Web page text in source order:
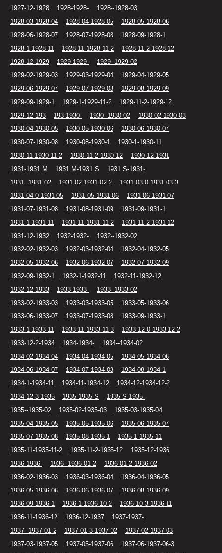
1927-12-1928 1928-1928-
1928--1928-03
1928-03-1928-04
1928-04-1928-05
1928-05-1928-06
1928-06-1928-07
1928-07-1928-08
1928-09-1928-1
1928-1-1928-11
1928-11-1928-11-2
1928-11-2-1928-12
1928-12-1929
1929-1929-
1929--1929-02
1929-02-1929-03
1929-03-1929-04
1929-04-1929-05
1929-06-1929-07
1929-07-1929-08
1929-08-1929-09
1929-09-1929-1
1929-1-1929-11-2
1929-11-2-1929-12
1929-12-193
193-1930- 1930--1930-02
1930-02-1930-03
1930-04-1930-05
1930-05-1930-06
1930-06-1930-07
1930-07-1930-08
1930-08-1930-1
1930-1-1930-11
1930-11-1930-11-2
1930-11-2-1930-12
1930-12-1931
1931-1931 M
1931 M-1931 S
1931 S-1931-
1931--1931-02
1931-02-1931-02-2
1931-03-0-1931-03-3
1931-04-0-1931-05
1931-05-1931-06
1931-06-1931-07
1931-07-1931-08
1931-08-1931-09
1931-09-1931-1
1931-1-1931-11
1931-11-1931-11-2
1931-11-2-1931-12
1931-12-1932
1932-1932-
1932--1932-02
1932-02-1932-03
1932-03-1932-04
1932-04-1932-05
1932-05-1932-06
1932-06-1932-07
1932-07-1932-09
1932-09-1932-1
1932-1-1932-11
1932-11-1932-12
1932-12-1933
1933-1933-
1933--1933-02
1933-02-1933-03
1933-03-1933-05
1933-05-1933-06
1933-06-1933-07
1933-07-1933-08
1933-09-1933-1
1933-1-1933-11
1933-11-1933-11-3
1933-12-0-1933-12-2
1933-12-2-1934
1934-1934-
1934--1934-02
1934-02-1934-04
1934-04-1934-05
1934-05-1934-06
1934-06-1934-07
1934-07-1934-08
1934-08-1934-1
1934-1-1934-11
1934-11-1934-12
1934-12-1934-12-2
1934-12-3-1935
1935-1935 S
1935 S-1935-
1935--1935-02
1935-02-1935-03
1935-03-1935-04
1935-04-1935-05
1935-05-1935-06
1935-06-1935-07
1935-07-1935-08
1935-08-1935-1
1935-1-1935-11
1935-11-1935-11-2
1935-11-2-1935-12
1935-12-1936
1936-1936-
1936--1936-01-2
1936-01-2-1936-02
1936-02-1936-03
1936-03-1936-04
1936-04-1936-05
1936-05-1936-06
1936-06-1936-07
1936-08-1936-09
1936-09-1936-1
1936-1-1936-10-2
1936-10-3-1936-11
1936-11-1936-12
1936-12-1937
1937-1937-
1937--1937-01-2
1937-01-3-1937-02
1937-02-1937-03
1937-03-1937-05
1937-05-1937-06
1937-06-1937-06-3